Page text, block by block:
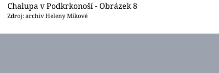
Chalupa v Podkrkonoší - Obrázek 8
Zdroj: archiv Heleny Míkové